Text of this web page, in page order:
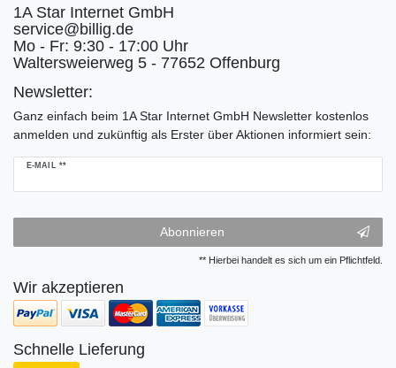
1A Star Internet GmbH
service@billig.de
Mo - Fr: 9:30 - 17:00 Uhr
Waltersweierweg 5 - 77652 Offenburg
Newsletter:
Ganz einfach beim 1A Star Internet GmbH Newsletter kostenlos
anmelden und zukünftig als Erster über Aktionen informiert sein:
E-MAIL **
Newsletter
Abonnieren
** Hierbei handelt es sich um ein Pflichtfeld.
Wir akzeptieren
Schnelle Lieferung